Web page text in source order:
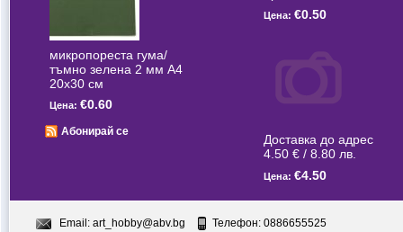
микропореста гума/
тъмно зелена 2 мм А4
20x30 см
Цена: €0.60
Абонирай се
Цена: €0.50
Доставка до адрес
4.50 € / 8.80 лв.
Цена: €4.50
Email: art_hobby@abv.bg Телефон: 0886655525